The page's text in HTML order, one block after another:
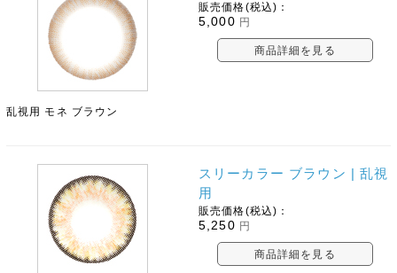
販売価格(税込)：
5,000 円
商品詳細を見る
乱視用 モネ ブラウン
スリーカラー ブラウン | 乱視
用
販売価格(税込)：
5,250 円
商品詳細を見る